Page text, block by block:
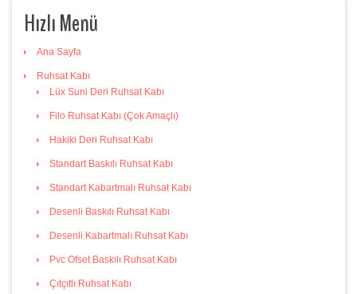
Hızlı Menü
Ana Sayfa
Ruhsat Kabı
Lüx Suni Deri Ruhsat Kabı
Filo Ruhsat Kabı (Çok Amaçlı)
Hakiki Deri Ruhsat Kabı
Standart Baskılı Ruhsat Kabı
Standart Kabartmalı Ruhsat Kabı
Desenli Baskılı Ruhsat Kabı
Desenli Kabartmalı Ruhsat Kabı
Pvc Ofset Baskılı Ruhsat Kabı
Çıtçıtlı Ruhsat Kabı